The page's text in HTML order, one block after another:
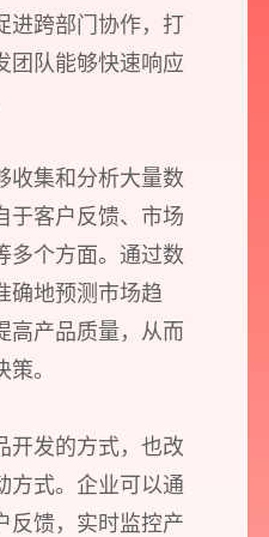
，包括竞品观察，行业数据分析
品研发
SEO搜索优化
进跨部门协作，打
团队能够快速响应
收集和分析大量数
于客户反馈、市场
多个方面。通过数
确地预测市场趋
高产品质量，从而
。
开发的方式，也改
方式。企业可以通
反馈，实时监控产